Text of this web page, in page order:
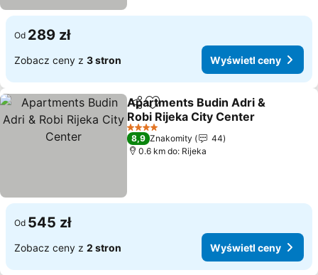
Od 289 zł
Zobacz ceny z 3 stron Wyświetl ceny
UdostępnijDodaj do ulubionych
Apartments Budin Adri &
Robi Rijeka City Center
4 Kategoria
8,9 Znakomity
44
0.6 km do: Rijeka
Od 545 zł
Zobacz ceny z 2 stron Wyświetl ceny